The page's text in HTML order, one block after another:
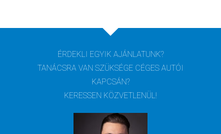
ÉRDEKLI EGYIK AJÁNLATUNK?
TANÁCSRA VAN SZÜKSÉGE CÉGES AUTÓI
KAPCSÁN?
KERESSEN KÖZVETLENÜL!